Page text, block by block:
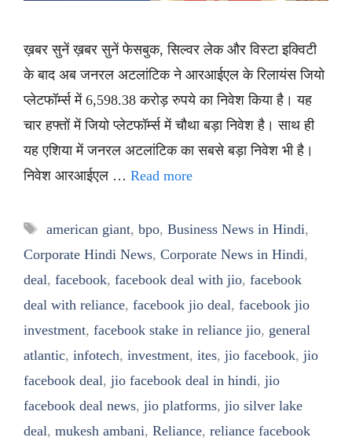
ख़बर सुनें ख़बर सुनें फेसबुक, सिल्वर लेक और विस्टा इक्विटी
के बाद अब जनरल अटलांटिक ने आरआईएल के रिलायंस जियो
प्लेटफॉर्म्स में 6,598.38 करोड़ रुपये का निवेश किया है। यह
चार हफ्तों में जियो प्लेटफॉर्म्स में चौथा बड़ा निवेश है। साथ ही
यह एशिया में जनरल अटलांटिक का सबसे बड़ा निवेश भी है।
निवेश आरआईएल … Read more
Tags
american giant, bpo, Business News in Hindi,
Corporate Hindi News, Corporate News in Hindi,
deal, facebook, facebook deal with jio, facebook
deal with reliance, facebook jio deal, facebook jio
investment, facebook stake in reliance jio, general
atlantic, infotech, investment, ites, jio facebook, jio
facebook deal, jio facebook deal in hindi, jio
facebook deal news, jio platforms, jio silver lake
deal, mukesh ambani, Reliance, reliance facebook